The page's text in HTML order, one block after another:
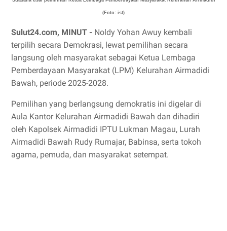
(Foto: ist)
Sulut24.com, MINUT - Noldy Yohan Awuy kembali
terpilih secara Demokrasi, lewat pemilihan secara
langsung oleh masyarakat sebagai Ketua Lembaga
Pemberdayaan Masyarakat (LPM) Kelurahan Airmadidi
Bawah, periode 2025-2028.
Pemilihan yang berlangsung demokratis ini digelar di
Aula Kantor Kelurahan Airmadidi Bawah dan dihadiri
oleh Kapolsek Airmadidi IPTU Lukman Magau, Lurah
Airmadidi Bawah Rudy Rumajar, Babinsa, serta tokoh
agama, pemuda, dan masyarakat setempat.